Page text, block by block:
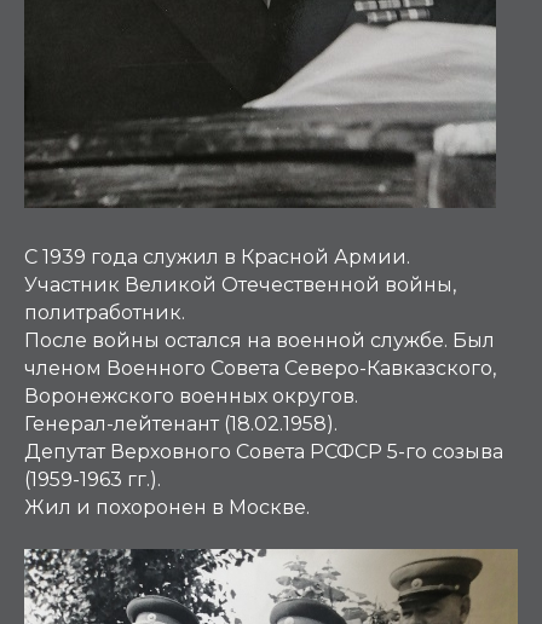
С 1939 года служил в Красной Армии.
Участник Великой Отечественной войны,
политработник.
После войны остался на военной службе. Был
членом Военного Совета Северо-Кавказского,
Воронежского военных округов.
Генерал-лейтенант (18.02.1958).
Депутат Верховного Совета РСФСР 5-го созыва
(1959-1963 гг.).
Жил и похоронен в Москве.